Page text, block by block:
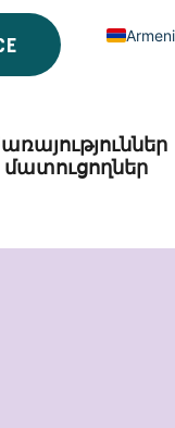
մատուցողներ